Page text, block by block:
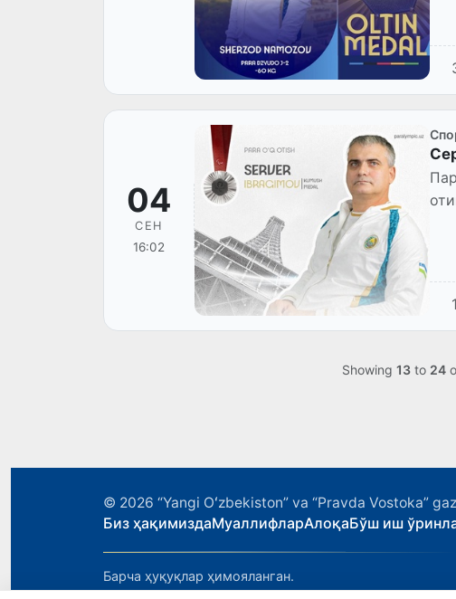
04
СЕН
16:02
Showing 13to 24
© 2026 “Yangi Oʻzbekiston” va “Pravda Vostoka”
Биз ҳақимиздаМуаллифларАлоқаБўш иш
Барча ҳуқуқлар ҳимояланган.